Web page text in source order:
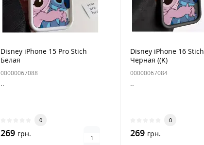
Disney iPhone 15 Pro Stich
Белая
00000067088
..
0
269 грн.
Disney iPhone 16 Stich
Черная ((K)
00000067084
..
0
269 грн.